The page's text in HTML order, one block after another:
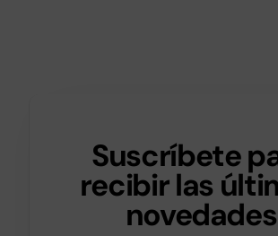
Suscríbete
recibir las
novedades